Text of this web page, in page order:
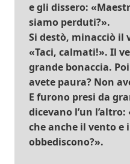
e gli dissero:
siamo perduti?».
Si destò, minacciò il
«Taci, calmati!». Il
grande bonaccia.
avete paura? Non
E furono presi da
dicevano l’un
che anche il vento e
obbediscono?».